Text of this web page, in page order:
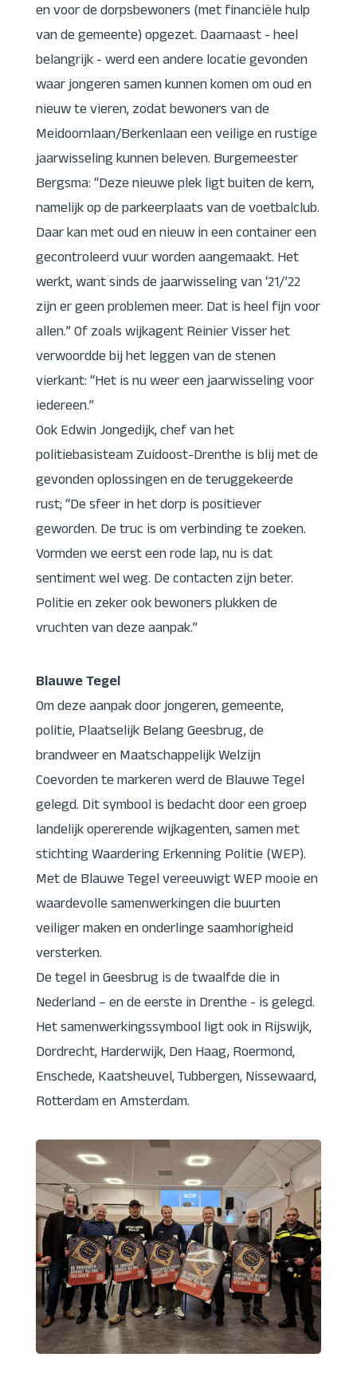
en voor de dorpsbewoners (met financiële hulp
van de gemeente) opgezet. Daarnaast - heel
belangrijk - werd een andere locatie gevonden
waar jongeren samen kunnen komen om oud en
nieuw te vieren, zodat bewoners van de
Meidoornlaan/Berkenlaan een veilige en rustige
jaarwisseling kunnen beleven. Burgemeester
Bergsma: “Deze nieuwe plek ligt buiten de kern,
namelijk op de parkeerplaats van de voetbalclub.
Daar kan met oud en nieuw in een container een
gecontroleerd vuur worden aangemaakt. Het
werkt, want sinds de jaarwisseling van ‘21/’22
zijn er geen problemen meer. Dat is heel fijn voor
allen.” Of zoals wijkagent Reinier Visser het
verwoordde bij het leggen van de stenen
vierkant: “Het is nu weer een jaarwisseling voor
iedereen.”
Ook Edwin Jongedijk, chef van het
politiebasisteam Zuidoost-Drenthe is blij met de
gevonden oplossingen en de teruggekeerde
rust; “De sfeer in het dorp is positiever
geworden. De truc is om verbinding te zoeken.
Vormden we eerst een rode lap, nu is dat
sentiment wel weg. De contacten zijn beter.
Politie en zeker ook bewoners plukken de
vruchten van deze aanpak.”
Blauwe Tegel
Om deze aanpak door jongeren, gemeente,
politie, Plaatselijk Belang Geesbrug, de
brandweer en Maatschappelijk Welzijn
Coevorden te markeren werd de Blauwe Tegel
gelegd. Dit symbool is bedacht door een groep
landelijk opererende wijkagenten, samen met
stichting Waardering Erkenning Politie (WEP).
Met de Blauwe Tegel vereeuwigt WEP mooie en
waardevolle samenwerkingen die buurten
veiliger maken en onderlinge saamhorigheid
versterken.
De tegel in Geesbrug is de twaalfde die in
Nederland – en de eerste in Drenthe - is gelegd.
Het samenwerkingssymbool ligt ook in Rijswijk,
Dordrecht, Harderwijk, Den Haag, Roermond,
Enschede, Kaatsheuvel, Tubbergen, Nissewaard,
Rotterdam en Amsterdam.